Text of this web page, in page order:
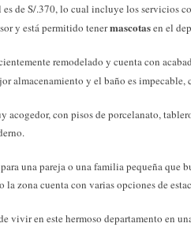
es de S/.370, lo cual incluye los servicios
y está permitido tenermascotasen el
remodelado y cuenta con
almacenamiento y el baño es impecable,
acogedor, con pisos de porcelanato,
una pareja o una familia pequeña que
la zona cuenta con varias opciones de
vivir en este hermoso departamento en